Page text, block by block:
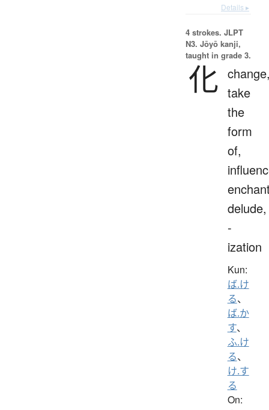
Details ▸
4 strokes. JLPT
N3. Jōyō kanji,
taught in grade 3.
化 take
the
form
of,
delude,
-
ization
Kun:
ば.け
る、
ば.か
す、
ふ.け
る、
け.す
る
On: